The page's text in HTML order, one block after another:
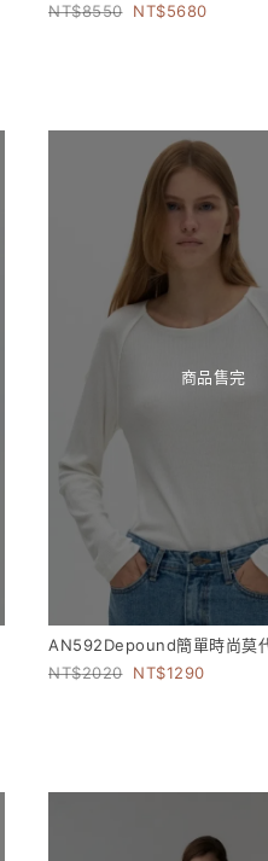
8550
5680
商品售完
AN592Depound簡單時尚莫
2020
1290